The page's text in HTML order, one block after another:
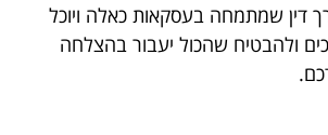
דין שמתמחה בעסקאות כאלה ויוכל
ולהבטיח שהכול יעבור בהצלחה